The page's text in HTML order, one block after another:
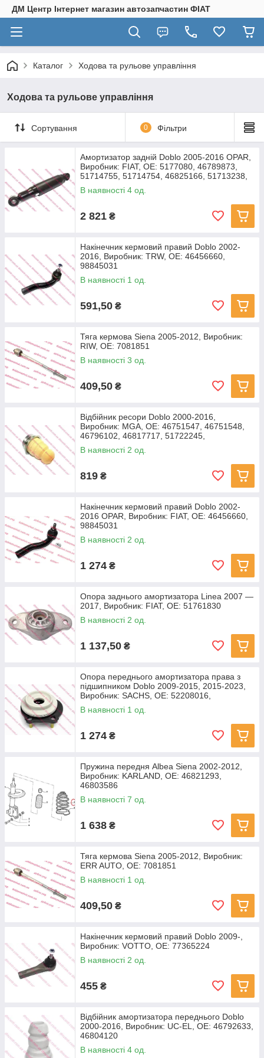
ДМ Центр Інтернет магазин автозапчастин ФІАТ
Каталог Ходова та рульове управління
Ходова та рульове управління
Сортування 0 Фільтри
Амортизатор задній Doblo 2005-2016 OPAR,
Виробник: FIAT, OE: 5177080, 46789873,
51714755, 51714754, 46825166, 51713238,
51725173,
В наявності 4 од.
2 821 ₴
Накінечник кермовий правий Doblo 2002-
2016, Виробник: TRW, OE: 46456660,
98845031
В наявності 1 од.
591,50 ₴
Тяга кермова Siena 2005-2012, Виробник:
RIW, OE: 7081851
В наявності 3 од.
409,50 ₴
Відбійник ресори Doblo 2000-2016,
Виробник: MGA, OE: 46751547, 46751548,
46796102, 46817717, 51722245,
В наявності 2 од.
819 ₴
Накінечник кермовий правий Doblo 2002-
2016 OPAR, Виробник: FIAT, OE: 46456660,
98845031
В наявності 2 од.
1 274 ₴
Опора заднього амортизатора Linea 2007 —
2017, Виробник: FIAT, OE: 51761830
В наявності 2 од.
1 137,50 ₴
Опора переднього амортизатора права з
підшипником Doblo 2009-2015, 2015-2023,
Виробник: SACHS, OE: 52208016,
В наявності 1 од.
1 274 ₴
Пружина передня Albea Siena 2002-2012,
Виробник: KARLAND, OE: 46821293,
46803586
В наявності 7 од.
1 638 ₴
Тяга кермова Siena 2005-2012, Виробник:
ERR AUTO, OE: 7081851
В наявності 1 од.
409,50 ₴
Накінечник кермовий правий Doblo 2009-,
Виробник: VOTTO, OE: 77365224
В наявності 2 од.
455 ₴
Відбійник амортизатора переднього Doblo
2000-2016, Виробник: UC-EL, OE: 46792633,
46804120
В наявності 4 од.